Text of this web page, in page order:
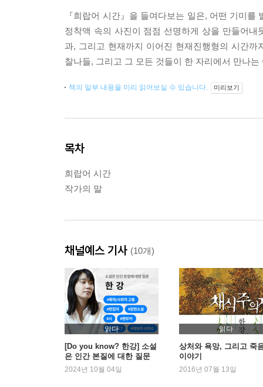
『희랍어 시간』을 들여다보는 일은, 어떤 기미
정착액 속의 사진이 점점 선명하게 상을 만들어
과, 그리고 현재까지 이어진 현재진행형의 시간
찰나들, 그리고 그 모든 것들이 한 자리에서 만나
책의 일부 내용을 미리 읽어보실 수 있습니다. 미리보기
목차
희랍어 시간
작가의 말
채널예스 기사 (10개)
읽다
[Do you know? 한강] 소설
은 인간 본질에 대한 질문
2024년 10월 04일
읽다
상처와 욕망, 그리고 죽
이야기
2016년 07월 13일